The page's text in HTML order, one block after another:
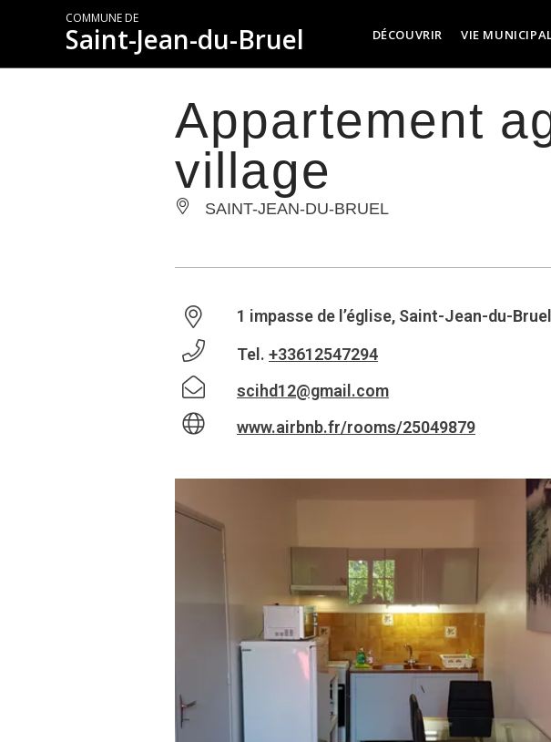
COMMUNE DE
Saint-Jean-du-Bruel DÉCOUVRIR VIE
Appartement
village
SAINT-JEAN-DU-BRUEL
1 impasse de l’église, Saint-Jean-du-Bruel
Tel. +33612547294
scihd12@gmail.com
www.airbnb.fr/rooms/25049879